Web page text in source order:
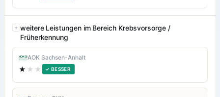
weitere Leistungen im Bereich Krebsvorsorge /
Früherkennung
AOK Sachsen-Anhalt
★ ★★ ✓ BESSER